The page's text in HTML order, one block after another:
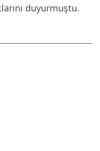
duyurmuştu.